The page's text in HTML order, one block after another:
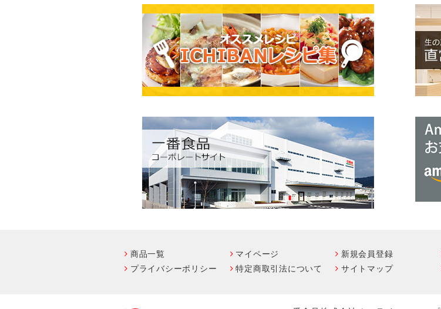
商品一覧 マイページ 新規会員登録
プライバシーポリシー
特定商取引法について サイトマップ